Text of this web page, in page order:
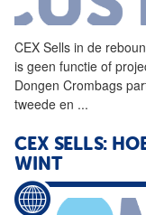
CEX Sells in de
is geen functie of
Dongen Crombags
tweede en ...
CEX SELLS:
WINT